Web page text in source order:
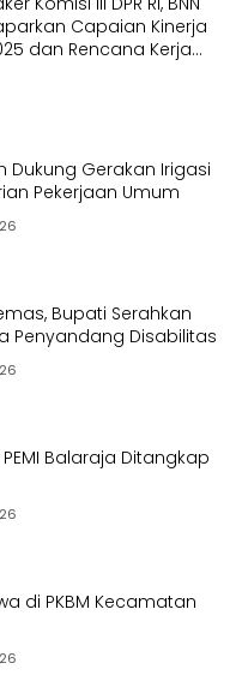
Capaian Kinerja
dan Rencana Kerja
Dukung Gerakan Irigasi
Pekerjaan Umum
Bupati Serahkan
Penyandang Disabilitas
Balaraja Ditangkap
di PKBM Kecamatan